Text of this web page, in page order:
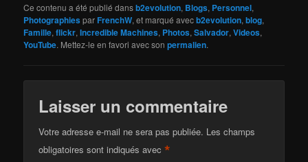
Ce contenu a été publié dansb2evolution, Blogs, Personnel,
PhotographiesparFrenchW, et marqué avecb2evolution,blog,
Famille,flickr,Incredible Machines, Photos,Salvador,Videos,
YouTube. Mettez-le en favori avec sonpermalien.
Laisser un commentaire
Votre adresse e-mail ne sera pas publiée. Les champs
obligatoires sont indiqués avec*